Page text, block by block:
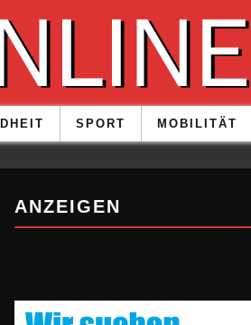
SPORT MOBILITÄT
ANZEIGEN